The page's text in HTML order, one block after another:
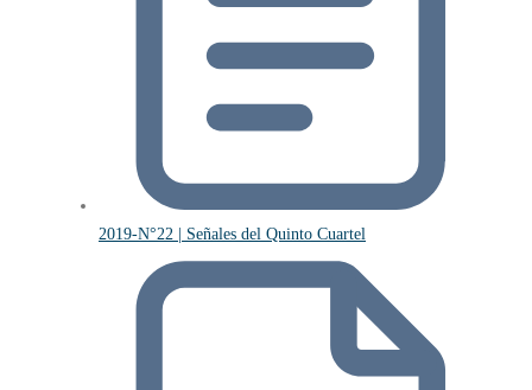
2019-N°22 | Señales del Quinto Cuartel